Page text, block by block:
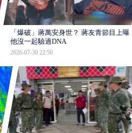
「爆破」蔣萬安身世？ 蔣友青節目上曝
他沒一起驗過DNA
2026-07-30 22:50